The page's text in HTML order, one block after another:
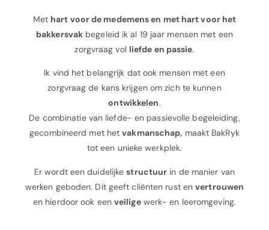
Met hart voor de medemens en met hart voor het
bakkersvak begeleid ik al 19 jaar mensen met een
zorgvraag vol liefde en passie.
Ik vind het belangrijk dat ook mensen met een
zorgvraag de kans krijgen om zich te kunnen
ontwikkelen.
De combinatie van liefde- en passievolle begeleiding,
gecombineerd met hetvakmanschap, maakt BakRyk
tot een unieke werkplek.
Er wordt een duidelijkestructuur in de manier van
werken geboden. Dit geeft cliënten rust envertrouwen
en hierdoor ook een veiligewerk- en leeromgeving.